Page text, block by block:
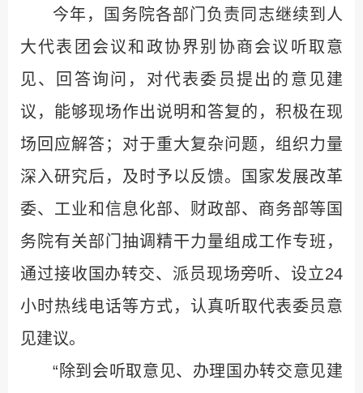
今年，国务院各部门负责同志继续到人
大代表团会议和政协界别协商会议听取意
见、回答询问，对代表委员提出的意见建
议，能够现场作出说明和答复的，积极在现
场回应解答；对于重大复杂问题，组织力量
深入研究后，及时予以反馈。国家发展改革
委、工业和信息化部、财政部、商务部等国
务院有关部门抽调精干力量组成工作专班，
通过接收国办转交、派员现场旁听、设立24
小时热线电话等方式，认真听取代表委员意
见建议。
“除到会听取意见、办理国办转交意见建